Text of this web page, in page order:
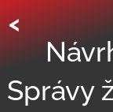
<
Správy